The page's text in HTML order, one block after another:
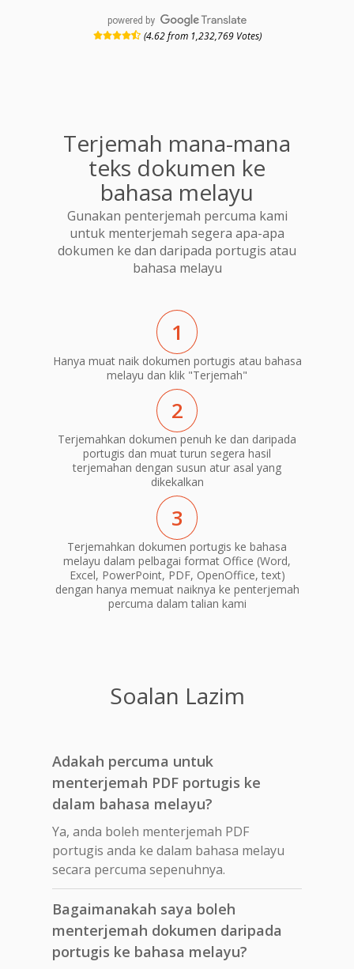
powered by
(4.62 from 1,232,769 Votes)
Terjemah mana-mana
teks dokumen ke
bahasa melayu
Gunakan penterjemah percuma kami
untuk menterjemah segera apa-apa
dokumen ke dan daripada portugis atau
bahasa melayu
1
Hanya muat naik dokumen portugis atau bahasa
melayu dan klik "Terjemah"
2
Terjemahkan dokumen penuh ke dan daripada
portugis dan muat turun segera hasil
terjemahan dengan susun atur asal yang
dikekalkan
3
Terjemahkan dokumen portugis ke bahasa
melayu dalam pelbagai format Office (Word,
Excel, PowerPoint, PDF, OpenOffice, text)
dengan hanya memuat naiknya ke penterjemah
percuma dalam talian kami
Soalan Lazim
Adakah percuma untuk
menterjemah PDF portugis ke
dalam bahasa melayu?
Ya, anda boleh menterjemah PDF
portugis anda ke dalam bahasa melayu
secara percuma sepenuhnya.
Bagaimanakah saya boleh
menterjemah dokumen daripada
portugis ke bahasa melayu?